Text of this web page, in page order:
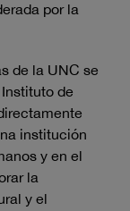
por la
de la UNC se
de
institución
y en el
la
y el